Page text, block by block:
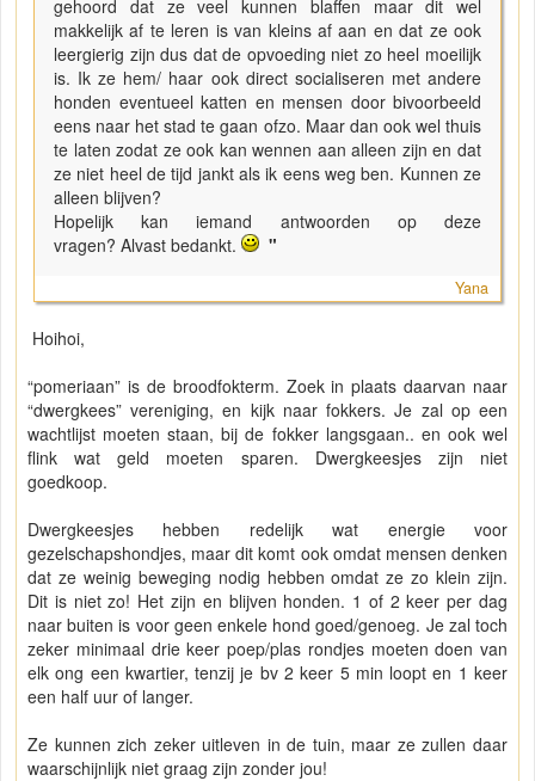
gehoord dat ze veel kunnen blaffen maar dit wel
makkelijk af te leren is van kleins af aan en dat ze ook
leergierig zijn dus dat de opvoeding niet zo heel moeilijk
is. Ik ze hem/ haar ook direct socialiseren met andere
honden eventueel katten en mensen door bivoorbeeld
eens naar het stad te gaan ofzo. Maar dan ook wel thuis
te laten zodat ze ook kan wennen aan alleen zijn en dat
ze niet heel de tijd jankt als ik eens weg ben. Kunnen ze
alleen blijven?
Hopelijk kan iemand antwoorden op deze
vragen? Alvast bedankt.
"
Yana
Hoihoi,
“pomeriaan” is de broodfokterm. Zoek in plaats daarvan naar
“dwergkees” vereniging, en kijk naar fokkers. Je zal op een
wachtlijst moeten staan, bij de fokker langsgaan.. en ook wel
flink wat geld moeten sparen. Dwergkeesjes zijn niet
goedkoop.
Dwergkeesjes hebben redelijk wat energie voor
gezelschapshondjes, maar dit komt ook omdat mensen denken
dat ze weinig beweging nodig hebben omdat ze zo klein zijn.
Dit is niet zo! Het zijn en blijven honden. 1 of 2 keer per dag
naar buiten is voor geen enkele hond goed/genoeg. Je zal toch
zeker minimaal drie keer poep/plas rondjes moeten doen van
elk ong een kwartier, tenzij je bv 2 keer 5 min loopt en 1 keer
een half uur of langer.
Ze kunnen zich zeker uitleven in de tuin, maar ze zullen daar
waarschijnlijk niet graag zijn zonder jou!